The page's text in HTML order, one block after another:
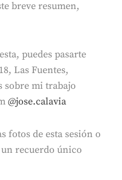
breve resumen,
puedes pasarte
Las Fuentes,
sobre mi trabajo
@jose.calavia
fotos de esta sesión o
recuerdo único